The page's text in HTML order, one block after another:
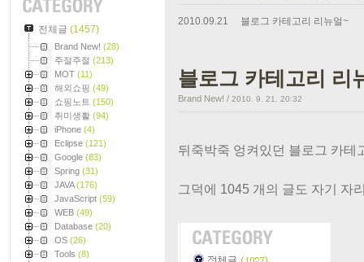
전체글 (1457)
Brand New! (28)
주절주절 (213)
MOT (11)
해외쇼핑 (49)
쇼핑노트 (150)
취미생활 (94)
iPhone (4)
Eclipse (121)
Google (83)
Spring (31)
JAVA(176)
JavaScript (59)
WEB (49)
Database (20)
OS (26)
Tools (8)
2010.09.21 블로그 카테고리 리뉴얼~
블로그 카테고리 리
Brand New! / 2010. 9. 21. 20:32
뒤죽박죽 엉켜있던 블로그 카테
그덕에 1045 개의 글도 자기 자